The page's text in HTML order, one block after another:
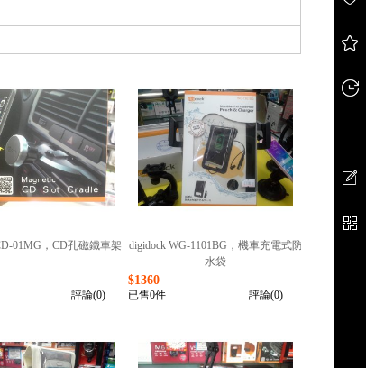
01MG，CD孔磁鐵車架
評論(0)
digidock WG-1101BG，機車充電式防
水袋
$1360
已售0件 評論(0)